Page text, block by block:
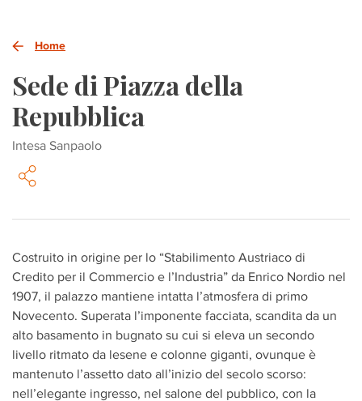
Home
Sede di Piazza della
Repubblica
Intesa Sanpaolo
Costruito in origine per lo “Stabilimento Austriaco di
Credito per il Commercio e l’Industria” da Enrico Nordio nel
1907, il palazzo mantiene intatta l’atmosfera di primo
Novecento. Superata l’imponente facciata, scandita da un
alto basamento in bugnato su cui si eleva un secondo
livello ritmato da lesene e colonne giganti, ovunque è
mantenuto l’assetto dato all’inizio del secolo scorso:
nell’elegante ingresso, nel salone del pubblico, con la